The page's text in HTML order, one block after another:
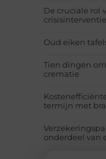
De cruciale rol
Oud eiken
Tien dingen
crematie
termijn met
onderdeel van